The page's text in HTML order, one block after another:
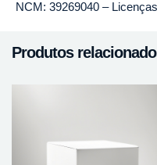
NCM: 39269040 –
Produtos